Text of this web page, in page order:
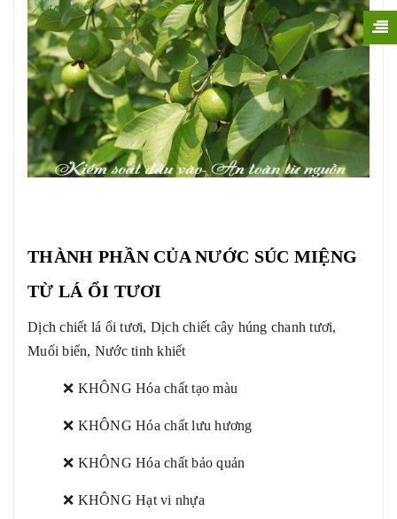
THÀNH PHẦN CỦA NƯỚC SÚC MIỆNG
TỪ LÁ ỔI TƯƠI
Dịch chiết lá ổi tươi, Dịch chiết cây húng chanh tươi,
Muối biển, Nước tinh khiết
❌ KHÔNG Hóa chất tạo màu
❌ KHÔNG Hóa chất lưu hương
❌ KHÔNG Hóa chất bảo quản
❌ KHÔNG Hạt vi nhựa